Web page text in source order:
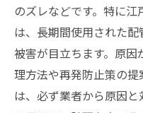
のズレなどです。特に
は、長期間使用された
被害が目立ちます。原
理方法や再発防止策の
は、必ず業者から原因